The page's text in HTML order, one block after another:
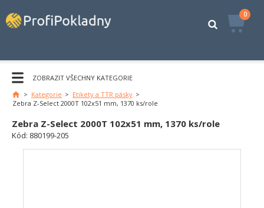
0
ZOBRAZIT VŠECHNY KATEGORIE
Hlavní
> Kategorie > Etikety a TTR pásky >
Zebra Z-Select 2000T 102x51 mm, 1370 ks/role
Zebra Z-Select 2000T 102x51 mm, 1370 ks/role
Kód: 880199-205